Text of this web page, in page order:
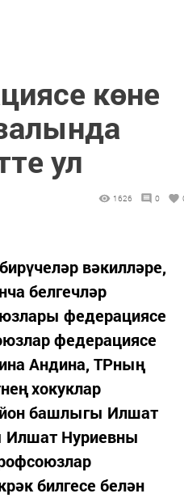
көне
ул
1626 0
вәкилләре,
белгечләр
федерациясе
федерациясе
Андина, ТРның
хокуклар
башлыгы Илшат
Илшат Нуриевны
билгесе белән